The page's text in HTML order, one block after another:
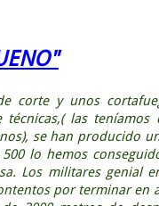
corte y unos
las teníamos
se han producido
lo hemos
Los militares genial
por terminar en